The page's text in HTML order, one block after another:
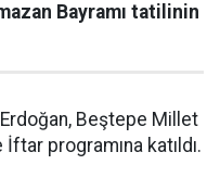
Bayramı tatilinin
Beştepe Millet
programına katıldı.